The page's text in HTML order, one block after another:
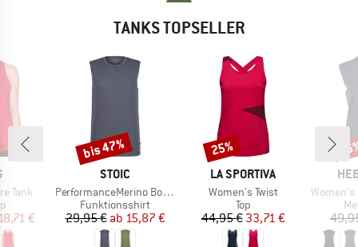
TANKS TOPSELLER
Tank
Preis
€
MARKE
STOIC
Artikel
PerformanceMerino BorgholmSt. Tank
Produktgruppe
Funktionsshirt
Preis
29,95 € reduzierter Preis
ab 15,87 €
Rabatt
bis 47%
MARKE
LA SPORTIVA
Artikel
Women's Twist
Produktgruppe
Top
Preis
44,95 €reduzierter Preis
33,71 €
Rabatt
25%
Artikel
Women's